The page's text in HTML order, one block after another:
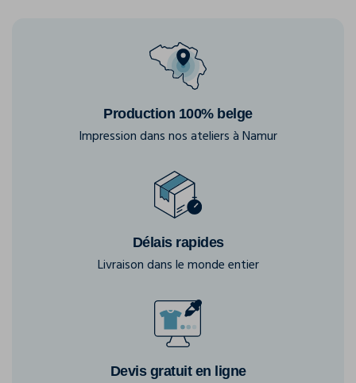
Production 100% belge
Impression dans nos ateliers à Namur
Délais rapides
Livraison dans le monde entier
Devis gratuit en ligne